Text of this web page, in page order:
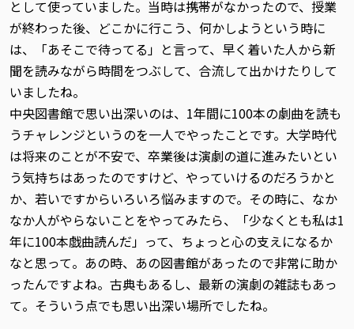
として使っていました。当時は携帯がなかったので、授業
が終わった後、どこかに行こう、何かしようという時に
は、「あそこで待ってる」と言って、早く着いた人から新
聞を読みながら時間をつぶして、合流して出かけたりして
いましたね。
中央図書館で思い出深いのは、1年間に100本の劇曲を読も
うチャレンジというのを一人でやったことです。大学時代
は将来のことが不安で、卒業後は演劇の道に進みたいとい
う気持ちはあったのですけど、やっていけるのだろうかと
か、若いですからいろいろ悩みますので。その時に、なか
なか人がやらないことをやってみたら、「少なくとも私は1
年に100本戯曲読んだ」って、ちょっと心の支えになるか
なと思って。あの時、あの図書館があったので非常に助か
ったんですよね。古典もあるし、最新の演劇の雑誌もあっ
て。そういう点でも思い出深い場所でしたね。